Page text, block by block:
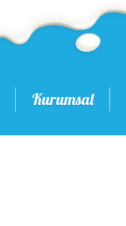
Kurumsal